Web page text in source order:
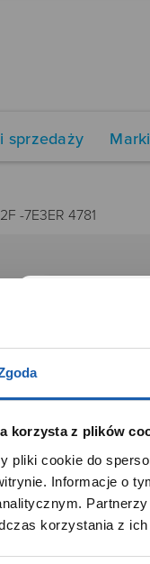
korzysta z plików
pliki cookie do
Informacje o
korzystania z ich
sprzedaży
-7E3ER 4781
Instrumenty
Kalkulatory
prawa zastrzeżone.